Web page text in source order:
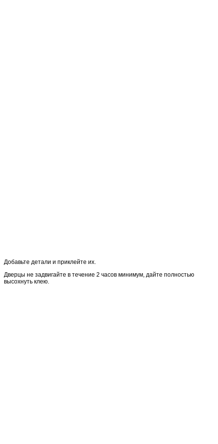
Добавьте детали и приклейте их.
Дверцы не задвигайте в течение 2 часов минимум, дайте полностью
высохнуть клею.